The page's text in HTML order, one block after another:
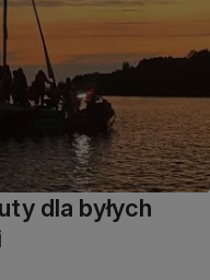
dla byłych